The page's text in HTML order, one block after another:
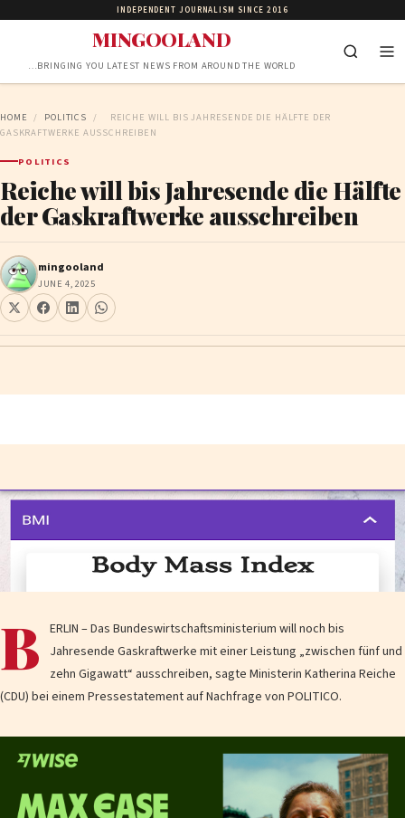
INDEPENDENT JOURNALISM SINCE 2016
MINGOOLAND
…BRINGING YOU LATEST NEWS FROM AROUND THE WORLD
HOME / POLITICS /
REICHE WILL BIS JAHRESENDE DIE HÄLFTE DER
GASKRAFTWERKE AUSSCHREIBEN
POLITICS
Reiche will bis Jahresende die Hälfte
der Gaskraftwerke ausschreiben
mingooland
JUNE 4, 2025
B ERLIN – Das Bundeswirtschaftsministerium will noch bis
Jahresende Gaskraftwerke mit einer Leistung „zwischen fünf und
zehn Gigawatt“ ausschreiben, sagte Ministerin Katherina Reiche
(CDU) bei einem Pressestatement auf Nachfrage von POLITICO.